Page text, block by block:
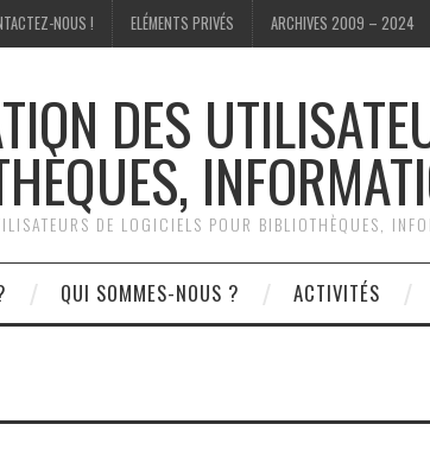
NOUS ! ELÉMENTS PRIVÉS ARCHIVES 2009 – 2024
DES
DE LOGICIELS POUR BIBLIOTHÈQUES,
QUI SOMMES-NOUS ? ACTIVITÉS